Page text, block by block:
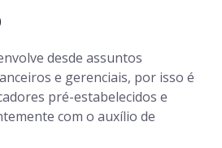
desde assuntos
e gerenciais, por isso é
pré-estabelecidos e
com o auxílio de